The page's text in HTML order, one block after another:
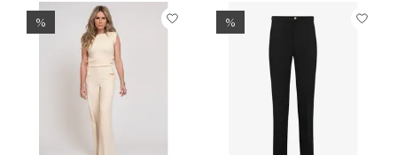
Items van productcarrousel
% %